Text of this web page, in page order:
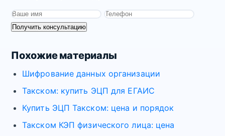
Получить консультацию
Похожие материалы
Шифрование данных организации
Такском: купить ЭЦП для ЕГАИС
Купить ЭЦП Такском: цена и порядок
Такском КЭП физического лица: цена